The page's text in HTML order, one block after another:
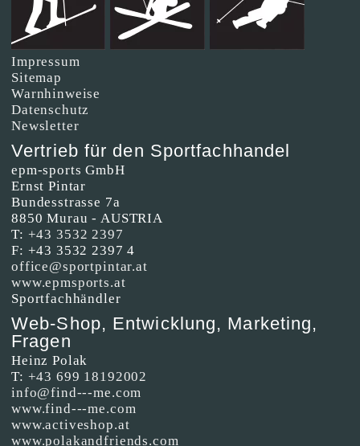
Impressum
Sitemap
Warnhinweise
Datenschutz
Newsletter
Vertrieb für den Sportfachhandel
epm-sports GmbH
Ernst Pintar
Bundesstrasse 7a
8850 Murau - AUSTRIA
T: +43 3532 2397
F: +43 3532 2397 4
office@sportpintar.at
www.epmsports.at
Sportfachhändler
Web-Shop, Entwicklung, Marketing,
Fragen
Heinz Polak
T: +43 699 18192002
info@find---me.com
www.find---me.com
www.activeshop.at
www.polakandfriends.com